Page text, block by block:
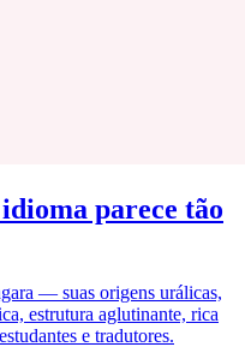
parece tão
— suas origens urálicas,
estrutura aglutinante, rica
e tradutores.